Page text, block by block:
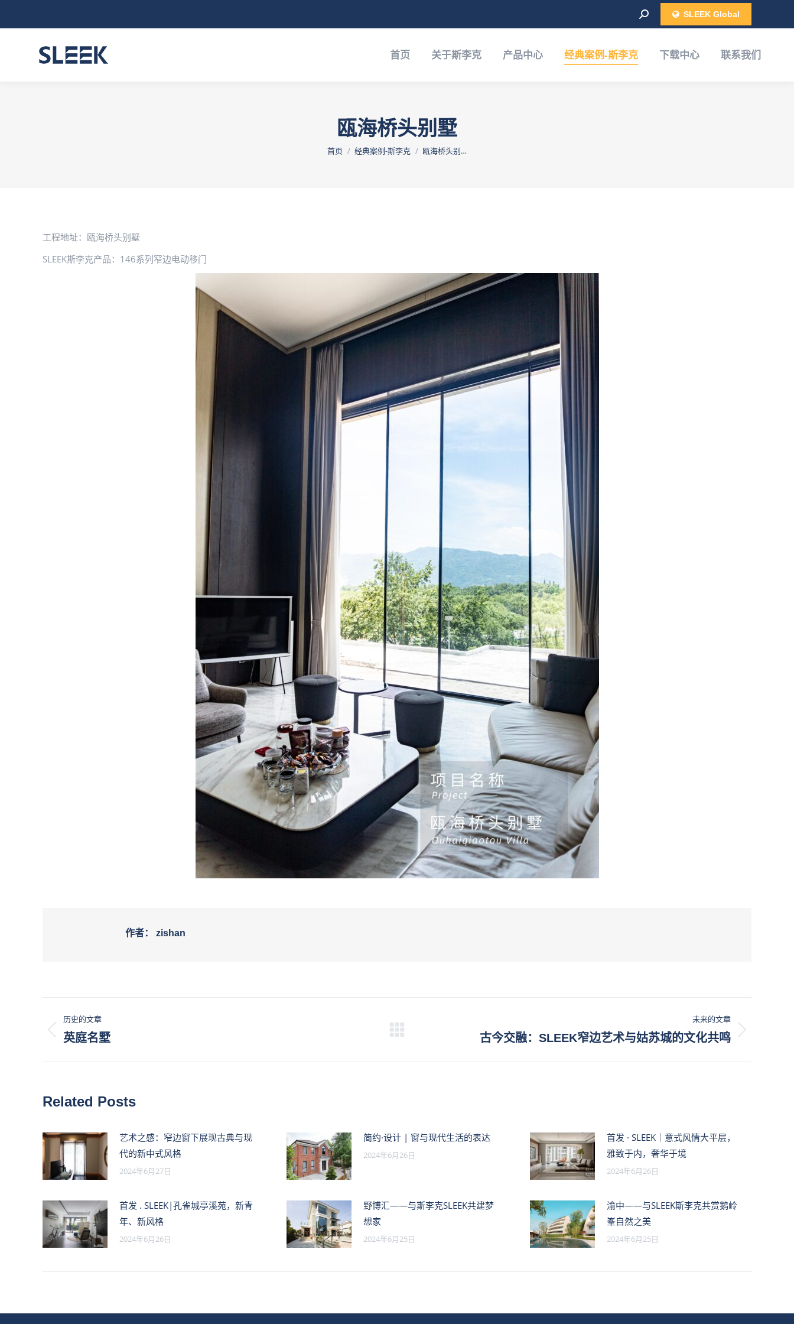
Search: SLEEK Global
首页 关于斯李克 产品中心 经典案例-斯李克 下载中心 联系我们
瓯海桥头别墅
您在这里：
首页 经典案例-斯李克 瓯海桥头别…
工程地址：瓯海桥头别墅
SLEEK斯李克产品：146系列窄边电动移门
作者： zishan
章
历史的文章
历
章：
英庭名墅
未来的文章
古今交融：SLEEK窄边艺术与姑苏城的文化共鸣
Related Posts
艺术之感：窄边窗下展现古典与现
代的新中式风格
2024年6月27日
简约·设计 | 窗与现代生活的表达
2024年6月26日
首发 · SLEEK｜意式风情大平层，
雅致于内，奢华于境
2024年6月26日
首发 . SLEEK|孔雀城亭溪苑，新青
年、新风格
2024年6月26日
野博汇——与斯李克SLEEK共建梦
想家
2024年6月25日
渝中——与SLEEK斯李克共赏鹅岭
峯自然之美
2024年6月25日